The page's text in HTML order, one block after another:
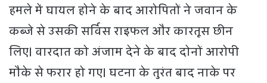
हमले में घायल होने के बाद आरोपितों ने जवान के
कब्जे से उसकी सर्विस राइफल और कारतूस छीन
लिए। वारदात को अंजाम देने के बाद दोनों आरोपी
मौके से फरार हो गए। घटना के तुरंत बाद नाके पर